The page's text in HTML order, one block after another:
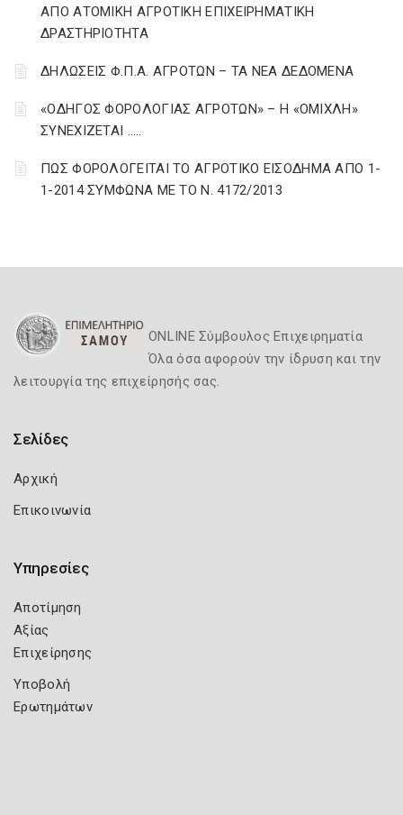
ΑΠΟ ΑΤΟΜΙΚΗ ΑΓΡΟΤΙΚΗ ΕΠΙΧΕΙΡΗΜΑΤΙΚΗ
ΔΡΑΣΤΗΡΙΟΤΗΤΑ
ΔΗΛΩΣΕΙΣ Φ.Π.Α. ΑΓΡΟΤΩΝ – ΤΑ ΝΕΑ ΔΕΔΟΜΕΝΑ
«ΟΔΗΓΟΣ ΦΟΡΟΛΟΓΙΑΣ ΑΓΡΟΤΩΝ» – Η «ΟΜΙΧΛΗ»
ΣΥΝΕΧΙΖΕΤΑΙ …..
ΠΩΣ ΦΟΡΟΛΟΓΕΙΤΑΙ ΤΟ ΑΓΡΟΤΙΚΟ ΕΙΣΟΔΗΜΑ ΑΠΟ 1-
1-2014 ΣΥΜΦΩΝΑ ΜΕ ΤΟ Ν. 4172/2013
ONLINE Σύμβουλος Επιχειρηματία
Όλα όσα αφορούν την ίδρυση και την
λειτουργία της επιχείρησής σας.
Σελίδες
Αρχική
Επικοινωνία
Υπηρεσίες
Αποτίμηση
Αξίας
Επιχείρησης
Υποβολή
Ερωτημάτων